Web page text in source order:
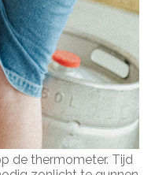
de thermometer. Tijd